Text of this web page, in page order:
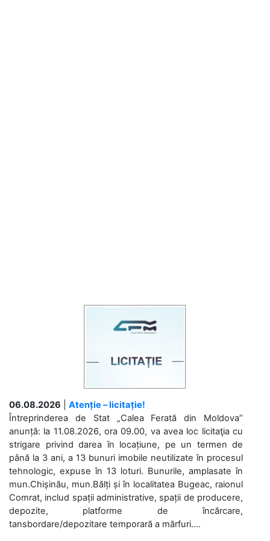
06.08.2026
Atenție – licitație!
Întreprinderea de Stat „Calea Ferată din Moldova”
anunță: la 11.08.2026, ora 09.00, va avea loc licitaţia cu
strigare privind darea în locațiune, pe un termen de
până la 3 ani, a 13 bunuri imobile neutilizate în procesul
tehnologic, expuse în 13 loturi. Bunurile, amplasate în
mun.Chișinău, mun.Bălți și în localitatea Bugeac, raionul
Comrat, includ spații administrative, spații de producere,
depozite, platforme de încărcare,
tansbordare/depozitare temporară a mărfuri....